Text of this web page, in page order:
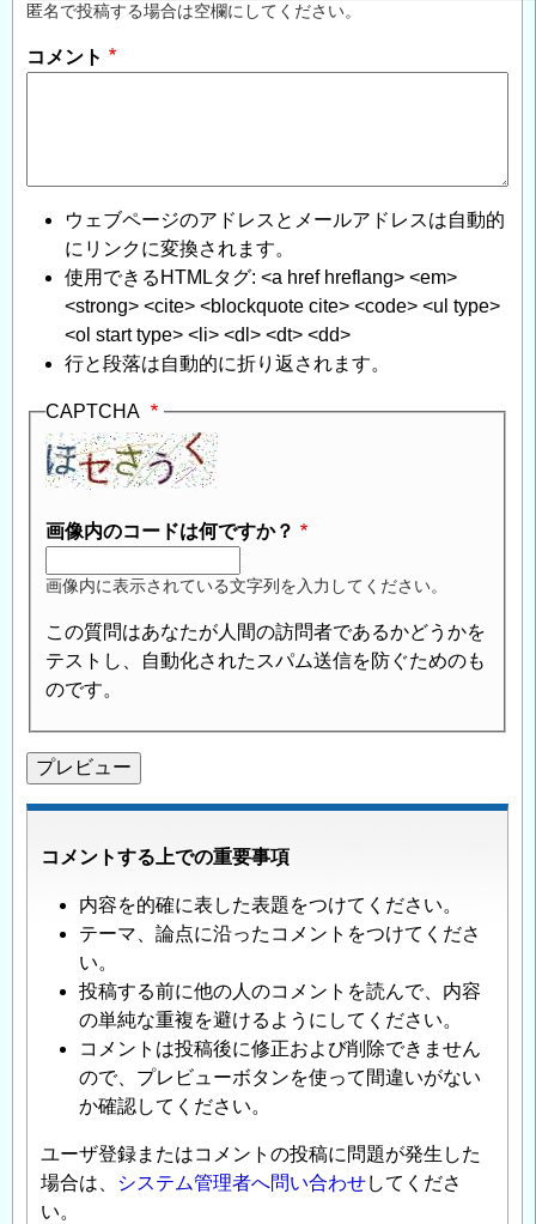
匿名で投稿する場合は空欄にしてください。
コメント
ウェブページのアドレスとメールアドレスは自動的
にリンクに変換されます。
使用できるHTMLタグ: <a href hreflang> <em>
<strong> <cite> <blockquote cite> <code> <ul type>
<ol start type> <li> <dl> <dt> <dd>
行と段落は自動的に折り返されます。
CAPTCHA
画像内のコードは何ですか？
画像内に表示されている文字列を入力してください。
この質問はあなたが人間の訪問者であるかどうかを
テストし、自動化されたスパム送信を防ぐためのも
のです。
コメントする上での重要事項
内容を的確に表した表題をつけてください。
テーマ、論点に沿ったコメントをつけてくださ
い。
投稿する前に他の人のコメントを読んで、内容
の単純な重複を避けるようにしてください。
コメントは投稿後に修正および削除できません
ので、プレビューボタンを使って間違いがない
か確認してください。
ユーザ登録またはコメントの投稿に問題が発生した
場合は、
システム管理者へ問い合わせしてくださ
い。